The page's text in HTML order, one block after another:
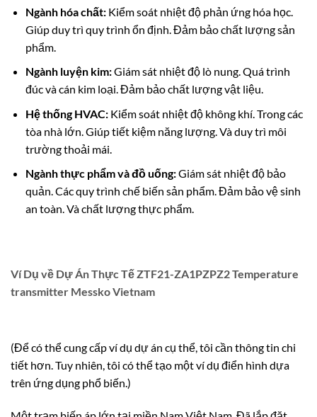
Ngành hóa chất:Kiểm soát nhiệt độ phản ứng hóa học.
Giúp duy trì quy trình ổn định. Đảm bảo chất lượng sản
phẩm.
Ngành luyện kim:Giám sát nhiệt độ lò nung. Quá trình
đúc và cán kim loại. Đảm bảo chất lượng vật liệu.
Hệ thống HVAC:Kiểm soát nhiệt độ không khí. Trong các
tòa nhà lớn. Giúp tiết kiệm năng lượng. Và duy trì môi
trường thoải mái.
Ngành thực phẩm và đồ uống:Giám sát nhiệt độ bảo
quản. Các quy trình chế biến sản phẩm. Đảm bảo vệ sinh
an toàn. Và chất lượng thực phẩm.
Ví Dụ về Dự Án Thực Tế ZTF21-ZA1PZPZ2 Temperature
transmitter Messko Vietnam
(Để có thể cung cấp ví dụ dự án cụ thể, tôi cần thông tin chi
tiết hơn. Tuy nhiên, tôi có thể tạo một ví dụ điển hình dựa
trên ứng dụng phổ biến.)